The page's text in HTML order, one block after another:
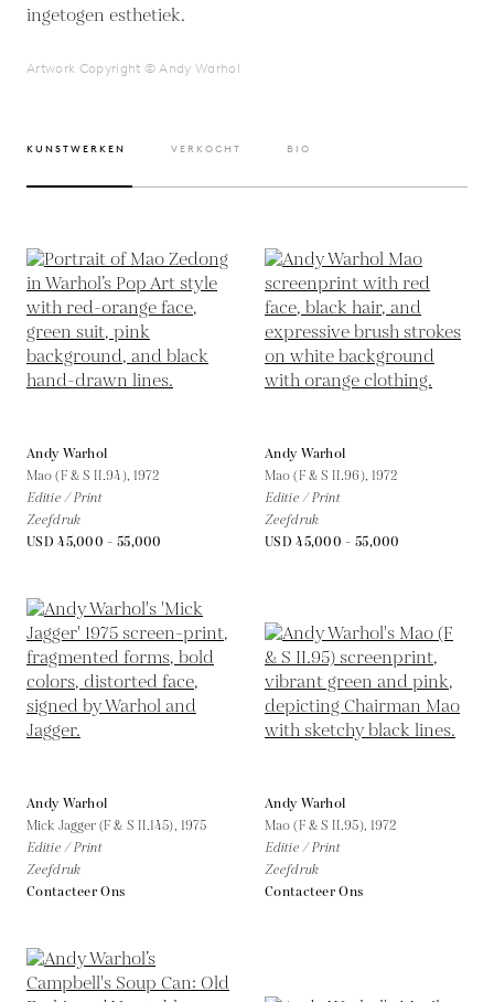
ingetogen esthetiek.
Artwork Copyright © Andy Warhol
KUNSTWERKEN VERKOCHT BIO
Andy Warhol
Mao (F & S II.94), 1972
Editie / Print
Zeefdruk
USD 45,000 - 55,000
Andy Warhol
Mao (F & S II.96), 1972
Editie / Print
Zeefdruk
USD 45,000 - 55,000
Andy Warhol
Mick Jagger (F & S II.145), 1975
Editie / Print
Zeefdruk
Contacteer Ons
Andy Warhol
Mao (F & S II.95), 1972
Editie / Print
Zeefdruk
Contacteer Ons